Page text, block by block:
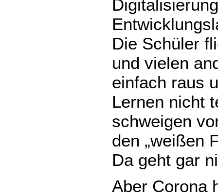
Die Schüler
und vielen
einfach raus
Lernen nicht
schweigen
den „weißen
Da geht gar
Aber Corona